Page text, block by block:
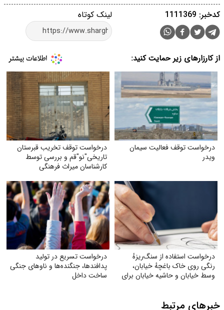
لینک کوتاه کدخبر: 1111369
از کارزارهای زیر حمایت کنید:
درخواست توقف فعالیت سیمان
ویدر
درخواست توقف تخریب قبرستان
تاریخی"نو"قم و بررسی توسط
کارشناسان میراث فرهنگی
درخواست استفاده از سنگ‌ریزهٔ
رنگی روی خاک باغچهٔ خیابان،
وسط خیابان و حاشیه خیابان برای
درخواست تسریع در تولید
پدافندها، جنگنده‌ها و ناوهای جنگی
ساخت داخل
خبرهای مرتبط